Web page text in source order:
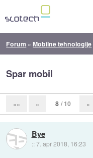
Forum »Mobilne tehnologije
Spar mobil
«« « 8 / 10 »
Bye
::7. apr 2018, 16:23